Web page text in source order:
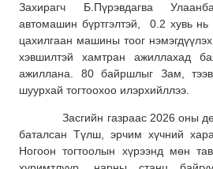
Захирагч Б.Пүрэвдагва
автомашин бүртгэлтэй, 0.2 хувь
цахилгаан машины тоог
хэвшилтэй хамтран ажиллахад
ажиллана. 80 байршлыг Зам,
шуурхай тогтоохоо илэрхийллээ.
Засгийн газраас 2026 оны
баталсан Түлш, эрчим хүчний
Ногоон тогтоолын хүрээнд мөн